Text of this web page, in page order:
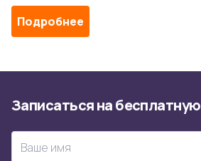
Подробнее
Записатьсянабесплатную